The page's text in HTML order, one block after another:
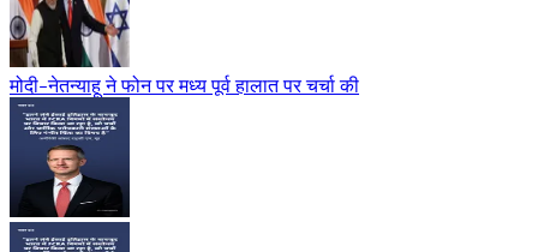
मोदी-नेतन्याहू ने फोन पर मध्य पूर्व हालात पर चर्चा की